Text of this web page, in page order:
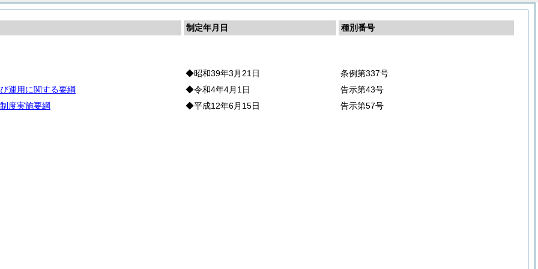
制定年月日 種別番号
◆昭和39年3月21日
条例第337号
運用に関する要綱
◆令和4年4月1日
告示第43号
度実施要綱
◆平成12年6月15日 告示第57号